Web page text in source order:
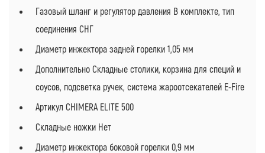
Газовый шланг и регулятор давления В комплекте, тип
соединения СНГ
Диаметр инжектора задней горелки 1,05 мм
Дополнительно Складные столики, корзина для специй и
соусов, подсветка ручек, система жароотсекателей E-Fire
Артикул CHIMERA ELITE 500
Складные ножки Нет
Диаметр инжектора боковой горелки 0,9 мм